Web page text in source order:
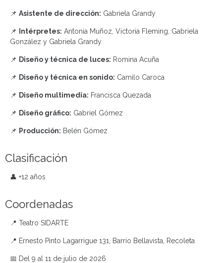
📌 Asistente de dirección: Gabriela Grandy
📌 Intérpretes: Antonia Muñoz, Victoria Fleming, Gabriela
González y Gabriela Grandy
📌 Diseño y técnica de luces: Romina Acuña
📌 Diseño y técnica en sonido: Camilo Caroca
📌 Diseño multimedia: Francisca Quezada
📌 Diseño gráfico: Gabriel Gómez
📌 Producción: Belén Gómez
Clasificación
👤 +12 años
Coordenadas
📍 Teatro SIDARTE
📍 Ernesto Pinto Lagarrigue 131, Barrio Bellavista, Recoleta
📅 Del 9 al 11 de julio de 2026